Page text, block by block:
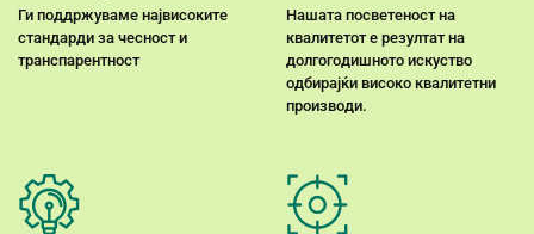
Ги поддржуваме највисоките
стандарди за чесност и
транспарентност
Нашата посветеност на
квалитетот е резултат на
долгогодишното искуство
одбирајќи високо квалитетни
производи.